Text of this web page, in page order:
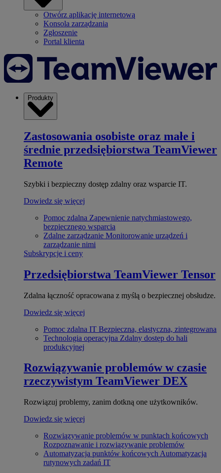
Otwórz aplikację internetową
Konsola zarządzania
Zgłoszenie
Portal klienta
Produkty
Zastosowania osobiste oraz małe i
średnie przedsiębiorstwa TeamViewer
Remote
Szybki i bezpieczny dostęp zdalny oraz wsparcie IT.
Dowiedz się więcej
Pomoc zdalna Zapewnienie natychmiastowego,
bezpiecznego wsparcia
Zdalne zarządzanie Monitorowanie urządzeń i
zarządzanie nimi
Subskrypcje i ceny
Przedsiębiorstwa TeamViewer Tensor
Zdalna łączność opracowana z myślą o bezpiecznej obsłudze.
Dowiedz się więcej
Pomoc zdalna IT Bezpieczna, elastyczna, zintegrowana
Technologia operacyjna Zdalny dostęp do hali
produkcyjnej
Rozwiązywanie problemów w czasie
rzeczywistym TeamViewer DEX
Rozwiązuj problemy, zanim dotkną one użytkowników.
Dowiedz się więcej
Rozwiązywanie problemów w punktach końcowych
Rozpoznawanie i rozwiązywanie problemów
Automatyzacja punktów końcowych Automatyzacja
rutynowych zadań IT